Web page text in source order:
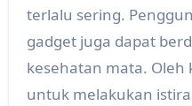
terlalu sering.
gadget juga dapat
kesehatan mata.
untuk melakukan